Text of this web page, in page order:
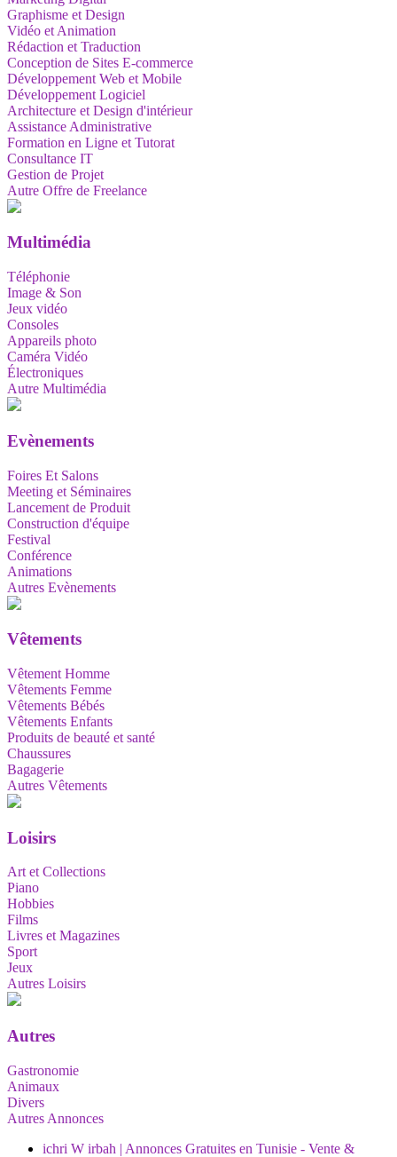
Graphisme et Design
Vidéo et Animation
Rédaction et Traduction
Conception de Sites E-commerce
Développement Web et Mobile
Développement Logiciel
Architecture et Design d'intérieur
Assistance Administrative
Formation en Ligne et Tutorat
Consultance IT
Gestion de Projet
Autre Offre de Freelance
Multimédia
Téléphonie
Image & Son
Jeux vidéo
Consoles
Appareils photo
Caméra Vidéo
Électroniques
Autre Multimédia
Evènements
Foires Et Salons
Meeting et Séminaires
Lancement de Produit
Construction d'équipe
Festival
Conférence
Animations
Autres Evènements
Vêtements
Vêtement Homme
Vêtements Femme
Vêtements Bébés
Vêtements Enfants
Produits de beauté et santé
Chaussures
Bagagerie
Autres Vêtements
Loisirs
Art et Collections
Piano
Hobbies
Films
Livres et Magazines
Sport
Jeux
Autres Loisirs
Autres
Gastronomie
Animaux
Divers
Autres Annonces
ichri W irbah | Annonces Gratuites en Tunisie - Vente &